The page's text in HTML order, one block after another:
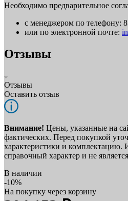
Необходимо предварительное
с менеджером по телефону:
или по электронной почте:
Отзывы
Отзывы
Оставить отзыв
Внимание! Цены, указанные на
фактических. Перед покупкой
характеристики и комплектацию.
справочный характер и не
В наличии
-10%
На покупку через корзину